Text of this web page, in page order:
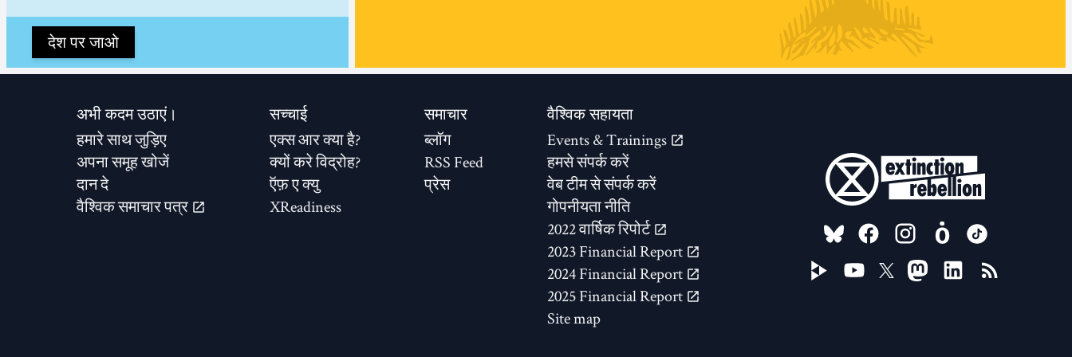
देश पर जाओ
अभी कदम उठाएं।
हमारे साथ जुड़िए
अपना समूह खोजें
दान दे
वैश्विक समाचार पत्र
सच्चाई
एक्स आर क्या है?
क्यों करे विद्रोह?
ऍफ़ ए क्यु
XReadiness
समाचार
ब्लॉग
RSS Feed
प्रेस
वैश्विक सहायता
Events & Trainings
हमसे संपर्क करें
वेब टीम से संपर्क करें
गोपनीयता नीति
2022 वार्षिक रिपोर्ट
2023 Financial Report
2024 Financial Report
2025 Financial Report
Site map
FOLLOW US ON